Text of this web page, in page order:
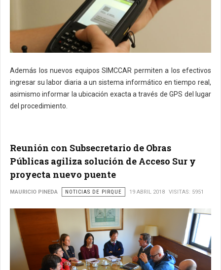
Además los nuevos equipos SIMCCAR permiten a los efectivos
ingresar su labor diaria a un sistema informático en tiempo real,
asimismo informar la ubicación exacta a través de GPS del lugar
del procedimiento.
Reunión con Subsecretario de Obras
Públicas agiliza solución de Acceso Sur y
proyecta nuevo puente
MAURICIO PINEDA NOTICIAS DE PIRQUE 19 ABRIL 2018 VISITAS: 5951